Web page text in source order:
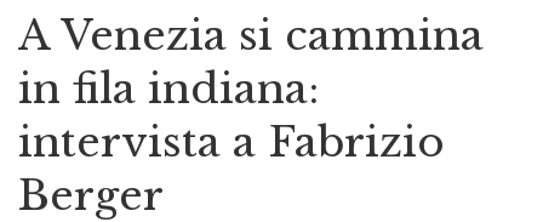
A Venezia si cammina
in fila indiana:
intervista a Fabrizio
Berger